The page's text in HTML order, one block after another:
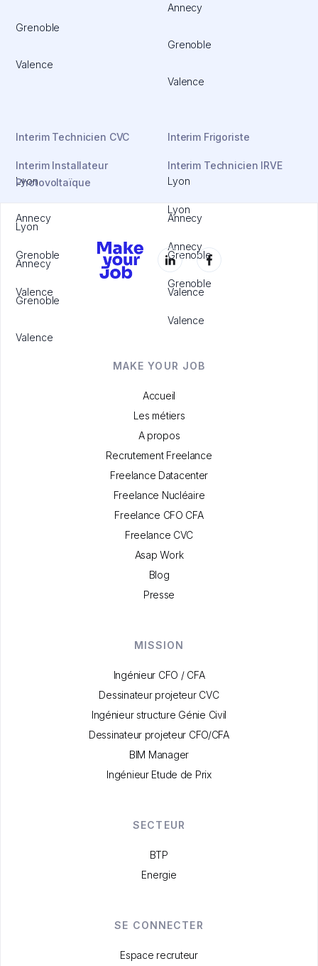
Grenoble
Valence
Annecy
Grenoble
Valence
Interim Technicien CVC
Lyon
Annecy
Grenoble
Valence
Interim Frigoriste
Lyon
Annecy
Grenoble
Valence
Interim Installateur
Photovoltaïque
Lyon
Annecy
Grenoble
Valence
Interim Technicien IRVE
Lyon
Annecy
Grenoble
Valence
MAKE YOUR JOB
Accueil
Les métiers
A propos
Recrutement Freelance
Freelance Datacenter
Freelance Nucléaire
Freelance CFO CFA
Freelance CVC
Asap Work
Blog
Presse
MISSION
Ingénieur CFO / CFA
Dessinateur projeteur CVC
Ingénieur structure Génie Civil
Dessinateur projeteur CFO/CFA
BIM Manager
Ingénieur Etude de Prix
SECTEUR
BTP
Energie
SE CONNECTER
Espace recruteur